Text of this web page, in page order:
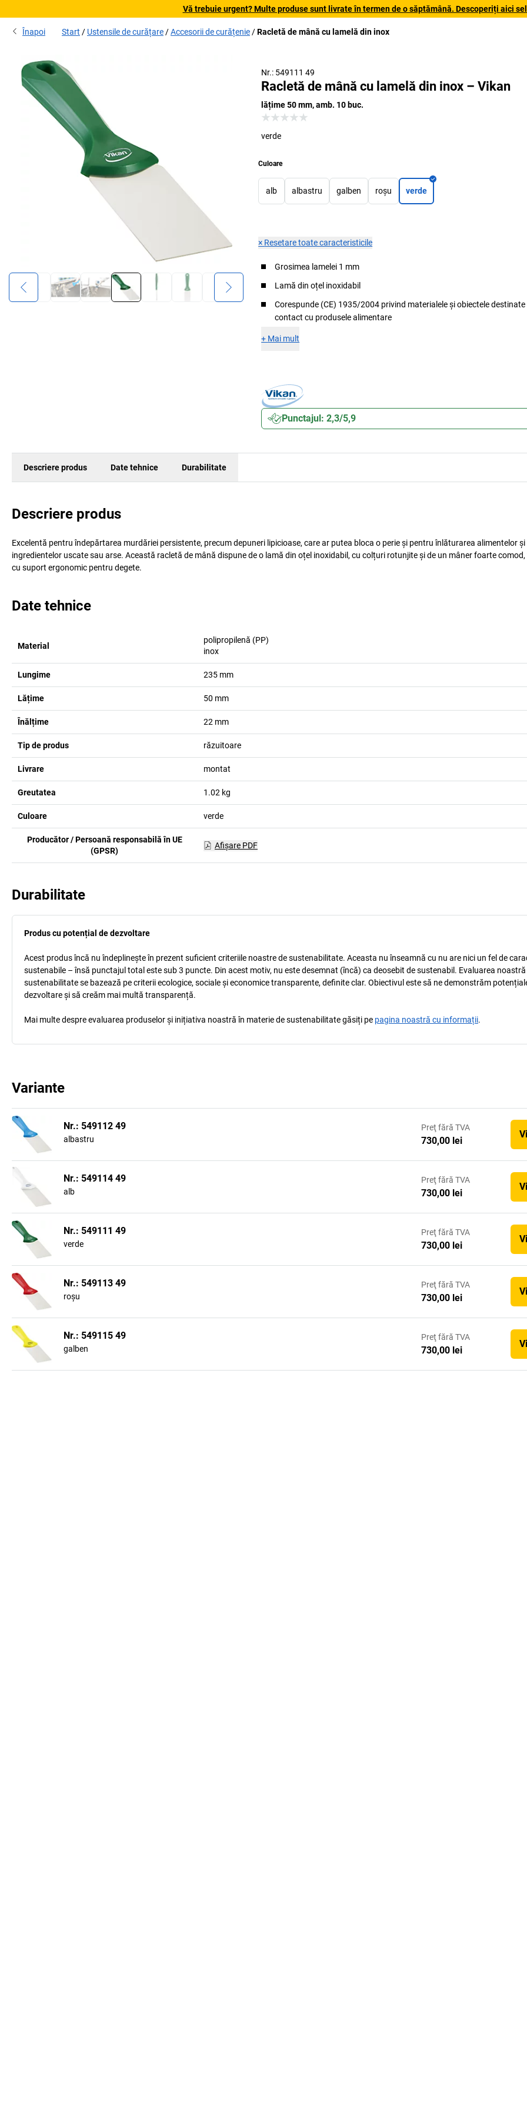
Vă trebuie urgent? Multe produse sunt livrate în termen de o săptămână. Descoperiți aici
Înapoi Start Ustensile de curățare Accesorii de curățenie Racletă de mână cu lamelă din inox
Nr.: 549111 49
Racletă de mână cu lamelă din inox – Vikan
lățime 50 mm, amb. 10 buc.
verde
Culoare
alb albastru galben roșu verde
× Resetare toate caracteristicile
Grosimea lamelei 1 mm
Lamă din oțel inoxidabil
Corespunde (CE) 1935/2004 privind materialele și obiectele destinate
contact cu produsele alimentare
+ Mai mult
Punctajul: 2,3/5,9
Descriere produs Date tehnice Durabilitate
Descriere produs
Excelentă pentru îndepărtarea murdăriei persistente, precum depuneri lipicioase, care ar putea bloca o perie și pentru înlăturarea alimentelor și
ingredientelor uscate sau arse. Această racletă de mână dispune de o lamă din oțel inoxidabil, cu colțuri rotunjite și de un mâner foarte
cu suport ergonomic pentru degete.
Date tehnice
Material
polipropilenă (PP)
inox
Lungime 235 mm
Lățime 50 mm
Înălțime 22 mm
Tip de produs răzuitoare
Livrare montat
Greutatea 1.02 kg
Culoare verde
Producător / Persoană responsabilă în UE
(GPSR)
Afişare PDF
Durabilitate
Produs cu potențial de dezvoltare
Acest produs încă nu îndeplinește în prezent suficient criteriile noastre de sustenabilitate. Aceasta nu înseamnă cu nu are nici un fel de
sustenabile – însă punctajul total este sub 3 puncte. Din acest motiv, nu este desemnat (încă) ca deosebit de sustenabil. Evaluarea noastră
sustenabilitate se bazează pe criterii ecologice, sociale și economice transparente, definite clar. Obiectivul este să ne demonstrăm
dezvoltare și să creăm mai multă transparență.
Mai multe despre evaluarea produselor și inițiativa noastră în materie de sustenabilitate găsiți pe pagina noastră cu informații.
Variante
Nr.: 549112 49
albastru
Preţ fără TVA
730,00 lei
Nr.: 549114 49
alb
Preţ fără TVA
730,00 lei
Nr.: 549111 49
verde
Preţ fără TVA
730,00 lei
Nr.: 549113 49
roșu
Preţ fără TVA
730,00 lei
Nr.: 549115 49
galben
Preţ fără TVA
730,00 lei